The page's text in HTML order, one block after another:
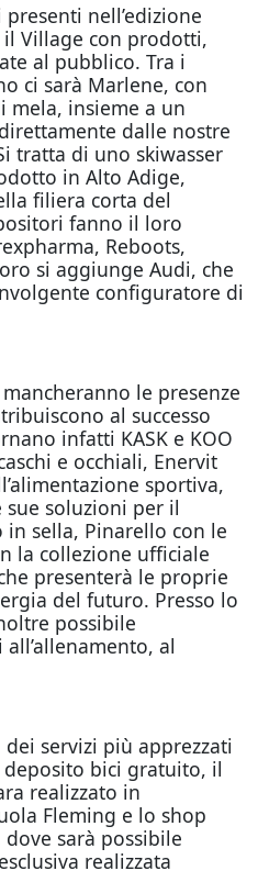
nell’edizione
Village con prodotti,
al pubblico. Tra i
ci sarà Marlene, con
mela, insieme a un
dalle nostre
tratta di uno skiwasser
in Alto Adige,
filiera corta del
fanno il loro
Reboots,
si aggiunge Audi, che
configuratore di
le presenze
al successo
infatti KASK e KOO
e occhiali, Enervit
sportiva,
soluzioni per il
sella, Pinarello con le
la collezione ufficiale
presenterà le proprie
del futuro. Presso lo
possibile
al
servizi più apprezzati
bici gratuito, il
realizzato in
Fleming e lo shop
sarà possibile
realizzata